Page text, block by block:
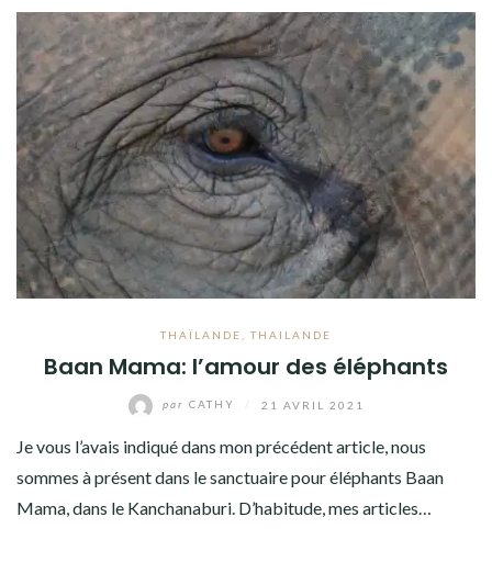
THAÏLANDE ,THAILANDE
Baan Mama: l’amour des éléphants
par CATHY 21 AVRIL 2021
Je vous l’avais indiqué dans mon précédent article, nous
sommes à présent dans le sanctuaire pour éléphants Baan
Mama, dans le Kanchanaburi. D’habitude, mes articles…